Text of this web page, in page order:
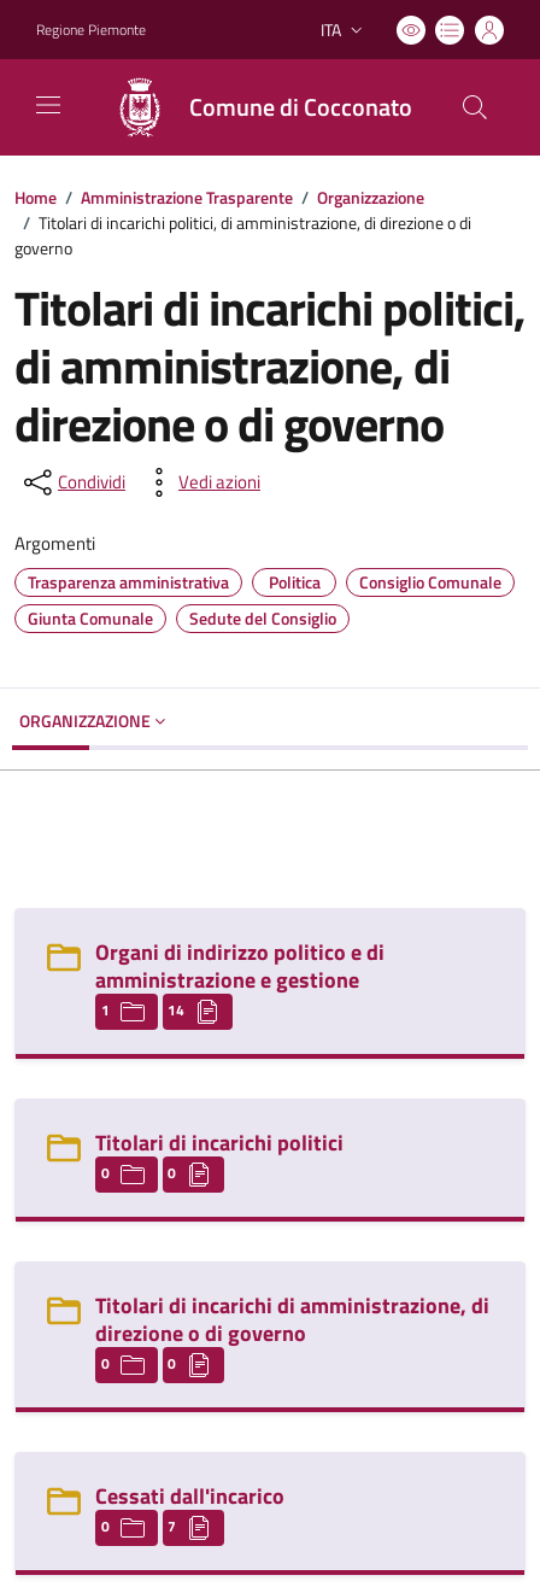
Regione Piemonte Lingua attiva:
ITA
Comune di Cocconato
Home / Amministrazione Trasparente / Organizzazione
/ Titolari di incarichi politici, di amministrazione, di direzione o di
governo
Titolari di incarichi politici,
di amministrazione, di
direzione o di governo
Condividi Vedi azioni
Argomenti
Trasparenza amministrativa Politica
Consiglio Comunale
Giunta Comunale
Sedute del Consiglio
ORGANIZZAZIONE
Organi di indirizzo politico e di
amministrazione e gestione
1 14
Titolari di incarichi politici
0 0
Titolari di incarichi di amministrazione, di
direzione o di governo
0 0
Cessati dall'incarico
0 7